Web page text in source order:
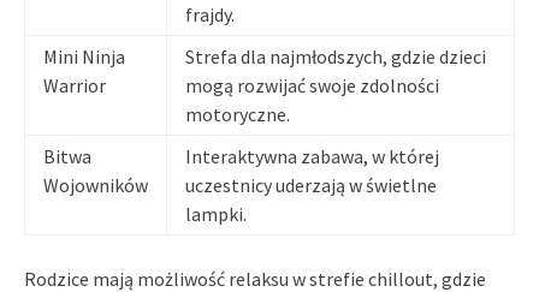
frajdy.
Mini Ninja
Warrior
Strefa dla najmłodszych, gdzie dzieci
mogą rozwijać swoje zdolności
motoryczne.
Bitwa
Wojowników
Interaktywna zabawa, w której
uczestnicy uderzają w świetlne
lampki.
Rodzice mają możliwość relaksu w strefie chillout, gdzie